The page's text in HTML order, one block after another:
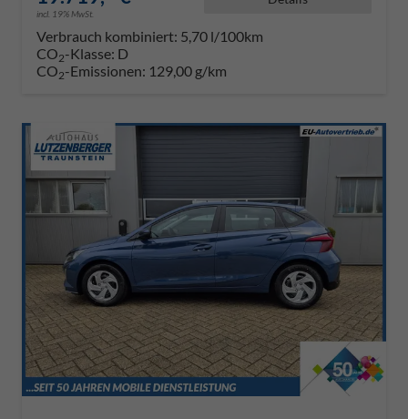
incl. 19% MwSt.
Verbrauch kombiniert: 5,70 l/100km
CO2-Klasse: D
CO2-Emissionen: 129,00 g/km